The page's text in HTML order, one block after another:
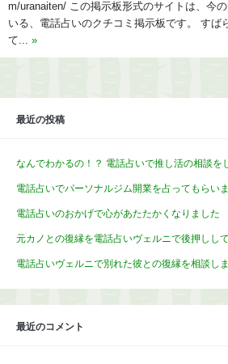
m/uranaiten/ この掲示板形式のサイトは、今
いる、電話占いのクチコミ掲示板です。 すば
て... »
最近の投稿
なんでわかるの！？ 電話占いで推し活の相談を
電話占いでパーソナルジム開業を占ってもらい
電話占いのおかげで心があたたかくなりました
元カノとの復縁を電話占いヴェルニで後押しし
電話占いヴェルニで別れた彼との復縁を相談し
最近のコメント